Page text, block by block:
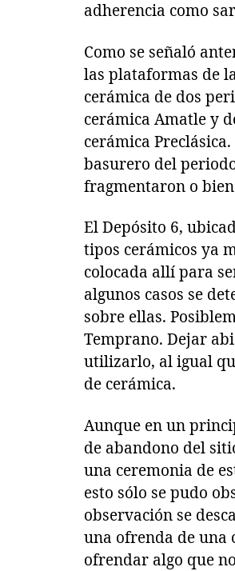
adherencia como
Como se señaló
las plataformas de
cerámica de dos
cerámica Amatle y
cerámica
basurero del
fragmentaron o
El Depósito 6,
tipos cerámicos ya
colocada allí para
algunos casos se
sobre ellas.
Temprano. Dejar
utilizarlo, al igual
de cerámica.
Aunque en un
de abandono del
una ceremonia de
esto sólo se pudo
observación se
una ofrenda de una
ofrendar algo que